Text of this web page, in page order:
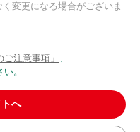
変更になる場合がございま
ご注意事項」 、
。
へ